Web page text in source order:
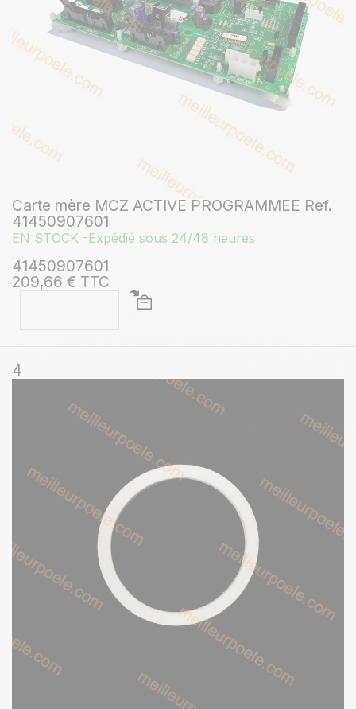
Carte mère MCZ ACTIVE PROGRAMMEE Ref.
41450907601
EN STOCK -Expédié sous 24/48 heures
41450907601
209,66 € TTC
4